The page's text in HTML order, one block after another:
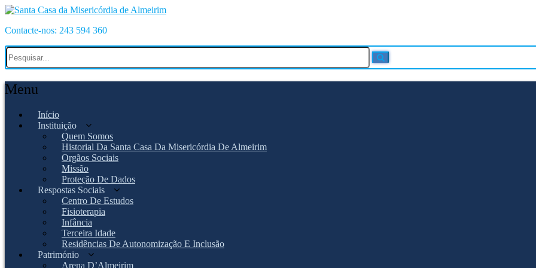
Contacte-nos: 243 594 360
Menu
Início
Instituição
Quem Somos
Historial Da Santa Casa Da Misericórdia De Almeirim
Orgãos Sociais
Missão
Proteção De Dados
Respostas Sociais
Centro De Estudos
Fisioterapia
Infância
Terceira Idade
Residências De Autonomização E Inclusão
Património
Arena D’Almeirim